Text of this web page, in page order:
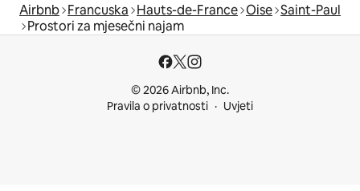
Airbnb Francuska Hauts-de-France Oise Saint-Paul
Prostori za mjesečni najam
© 2026 Airbnb, Inc.
Pravila o privatnosti
Uvjeti